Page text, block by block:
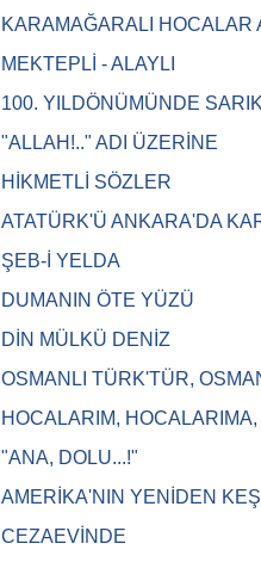
KARAMAĞARALI HOCALAR
MEKTEPLİ - ALAYLI
100. YILDÖNÜMÜNDE
"ALLAH!.." ADI ÜZERİNE
HİKMETLİ SÖZLER
ATATÜRK'Ü ANKARA'DA
ŞEB-İ YELDA
DUMANIN ÖTE YÜZÜ
DİN MÜLKÜ DENİZ
OSMANLI TÜRK'TÜR,
HOCALARIM,
"ANA, DOLU...!"
AMERİKA'NIN YENİDEN
CEZAEVİNDE